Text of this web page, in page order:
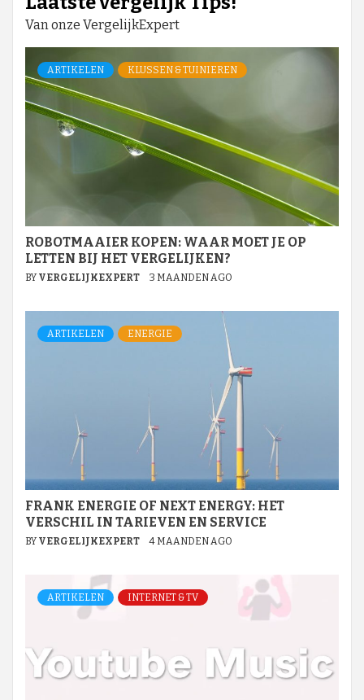
Van onze VergelijkExpert
ARTIKELEN KLUSSEN & TUINIEREN
ROBOTMAAIER KOPEN: WAAR MOET JE OP
LETTEN BIJ HET VERGELIJKEN?
BY VERGELIJKEXPERT 3 MAANDEN AGO
ARTIKELEN ENERGIE
FRANK ENERGIE OF NEXT ENERGY: HET
VERSCHIL IN TARIEVEN EN SERVICE
BY VERGELIJKEXPERT 4 MAANDEN AGO
ARTIKELEN INTERNET & TV